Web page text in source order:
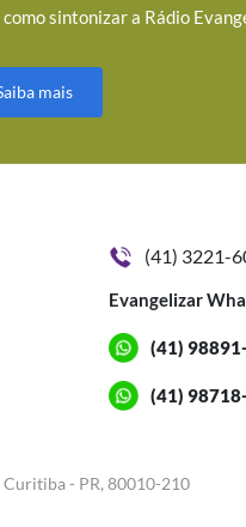
como sintonizar a Rádio
mais
(41) 3221-
Evangelizar
(41)
(41)
Curitiba - PR, 80010-210